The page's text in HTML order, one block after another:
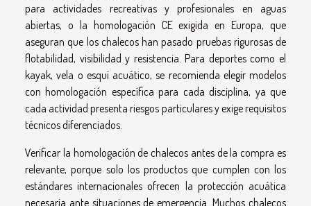
para actividades recreativas y profesionales en aguas
abiertas, o la homologación CE exigida en Europa, que
aseguran que los chalecos han pasado pruebas rigurosas de
flotabilidad, visibilidad y resistencia. Para deportes como el
kayak, vela o esquí acuático, se recomienda elegir modelos
con homologación específica para cada disciplina, ya que
cada actividad presenta riesgos particulares y exige requisitos
técnicos diferenciados.
Verificar la homologación de chalecos antes de la compra es
relevante, porque solo los productos que cumplen con los
estándares internacionales ofrecen la protección acuática
necesaria ante situaciones de emergencia. Muchos chalecos